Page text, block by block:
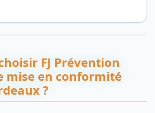
FJ Prévention
mise en conformité
?